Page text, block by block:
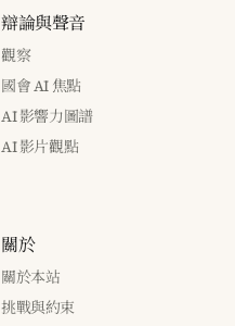
辯論與聲音
觀察
國會 AI 焦點
AI 影響力圖譜
AI 影片觀點
關於
關於本站
挑戰與約束